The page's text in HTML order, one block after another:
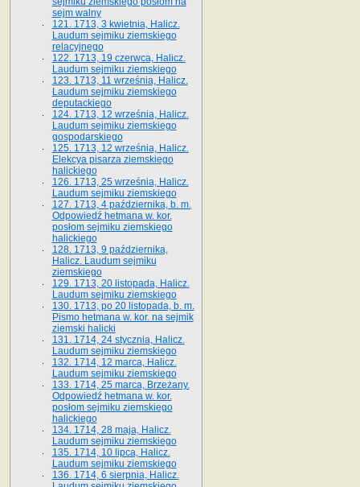
sejm walny
121. 1713, 3 kwietnia, Halicz.
Laudum sejmiku ziemskiego
relacyjnego
122. 1713, 19 czerwca, Halicz.
Laudum sejmiku ziemskiego
123. 1713, 11 września, Halicz.
Laudum sejmiku ziemskiego
deputackiego
124. 1713, 12 września, Halicz.
Laudum sejmiku ziemskiego
gospodarskiego
125. 1713, 12 września, Halicz.
Elekcya pisarza ziemskiego
halickiego
126. 1713, 25 września, Halicz.
Laudum sejmiku ziemskiego
127. 1713, 4 października, b. m.
Odpowiedź hetmana w. kor.
posłom sejmiku ziemskiego
halickiego
128. 1713, 9 października,
Halicz. Laudum sejmiku
ziemskiego
129. 1713, 20 listopada, Halicz.
Laudum sejmiku ziemskiego
130. 1713, po 20 listopada, b. m.
Pismo hetmana w. kor. na sejmik
ziemski halicki
131. 1714, 24 stycznia, Halicz.
Laudum sejmiku ziemskiego
132. 1714, 12 marca, Halicz.
Laudum sejmiku ziemskiego
133. 1714, 25 marca, Brzeżany.
Odpowiedź hetmana w. kor.
posłom sejmiku ziemskiego
halickiego
134. 1714, 28 maja, Halicz.
Laudum sejmiku ziemskiego
135. 1714, 10 lipca, Halicz.
Laudum sejmiku ziemskiego
136. 1714, 6 sierpnia, Halicz.